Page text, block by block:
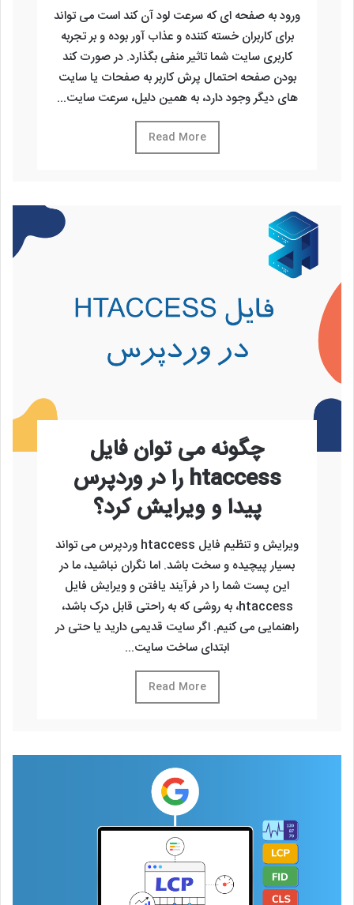
ورود به صفحه ای که سرعت لود آن کند است می تواند
برای کاربران خسته کننده و عذاب آور بوده و بر تجربه
کاربری سایت شما تاثیر منفی بگذارد. در صورت کند
بودن صفحه احتمال پرش کاربر به صفحات یا سایت
های دیگر وجود دارد، به همین دلیل، سرعت سایت...
Read More
چگونه می توان فایل
htaccess را در وردپرس
پیدا و ویرایش کرد؟
ویرایش و تنظیم فایل htaccess وردپرس می تواند
بسیار پیچیده و سخت باشد. اما نگران نباشید، ما در
این پست شما را در فرآیند یافتن و ویرایش فایل
htaccess، به روشی که به راحتی قابل درک باشد،
راهنمایی می کنیم. اگر سایت قدیمی دارید یا حتی در
ابتدای ساخت سایت...
Read More